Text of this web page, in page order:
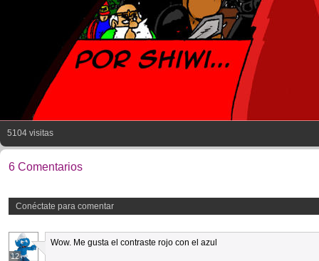
5104 visitas
6 Comentarios
Conéctate para comentar
12
Wow. Me gusta el contraste rojo con el azul